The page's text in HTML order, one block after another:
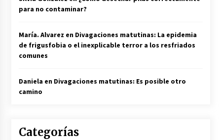
para no contaminar?
María. Alvarez en Divagaciones matutinas: La epidemia
de frigusfobia o el inexplicable terror a los resfriados
comunes
Daniela en Divagaciones matutinas: Es posible otro
camino
Categorías